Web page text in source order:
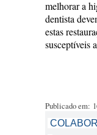
melhorar a
dentista
estas
susceptíveis
Publicado em: